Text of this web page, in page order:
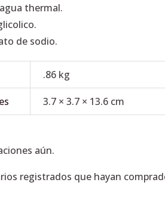
thermal.
de sodio.
.86 kg
3.7 × 3.7 × 13.6 cm
aún.
registrados que hayan